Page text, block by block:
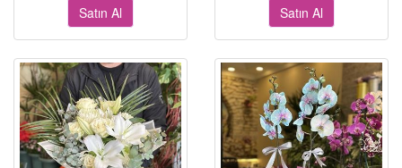
Satın Al Satın Al